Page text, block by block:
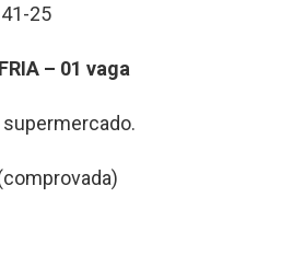
25
– 01 vaga
supermercado.